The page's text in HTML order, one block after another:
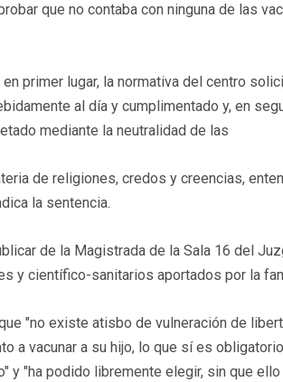
que no contaba con ninguna de las
primer lugar, la normativa del centro
al día y cumplimentado y, en
mediante la neutralidad de las
de religiones, credos y creencias,
la sentencia.
de la Magistrada de la Sala 16 del
y científico-sanitarios aportados por la
"no existe atisbo de vulneración de
a vacunar a su hijo, lo que sí es
y "ha podido libremente elegir, sin que ello